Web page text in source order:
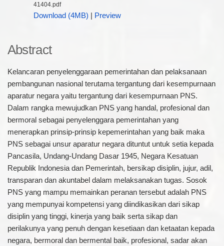
41404.pdf
Download (4MB) Preview
Abstract
Kelancaran penyelenggaraan pemerintahan dan pelaksanaan
pembangunan nasional terutama tergantung dari kesempurnaan
aparatur negara yaitu tergantung dari kesempurnaan PNS.
Dalam rangka mewujudkan PNS yang handal, profesional dan
bermoral sebagai penyelenggara pemerintahan yang
menerapkan prinsip-prinsip kepemerintahan yang baik maka
PNS sebagai unsur aparatur negara dituntut untuk setia kepada
Pancasila, Undang-Undang Dasar 1945, Negara Kesatuan
Republik Indonesia dan Pemerintah, bersikap disiplin, jujur, adil,
transparan dan akuntabel dalam melaksanakan tugas. Sosok
PNS yang mampu memainkan peranan tersebut adalah PNS
yang mempunyai kompetensi yang diindikasikan dari sikap
disiplin yang tinggi, kinerja yang baik serta sikap dan
perilakunya yang penuh dengan kesetiaan dan ketaatan kepada
negara, bermoral dan bermental baik, profesional, sadar akan